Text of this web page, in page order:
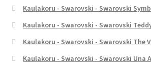
Kaulakoru - Swarovski - Swarovski
Kaulakoru - Swarovski - Swarovski
Kaulakoru - Swarovski - Swarovski The
Kaulakoru - Swarovski - Swarovski Una